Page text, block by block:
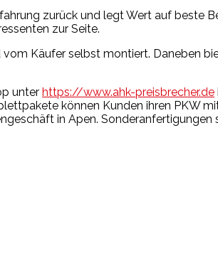
zurück und legt Wert auf beste
zur Seite.
Käufer selbst montiert. Daneben
unter https://www.ahk-preisbrecher.de
können Kunden ihren PKW
in Apen.